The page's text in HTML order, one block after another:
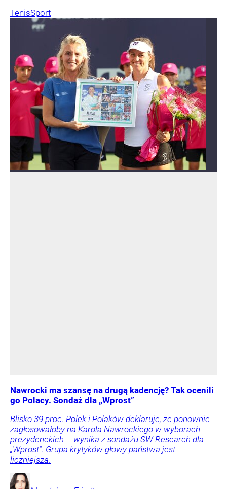
TenisSport
Nawrocki ma szansę na drugą kadencję? Tak ocenili
go Polacy. Sondaż dla „Wprost”
Blisko 39 proc. Polek i Polaków deklaruje, że ponownie
zagłosowałoby na Karola Nawrockiego w wyborach
prezydenckich – wynika z sondażu SW Research dla
„Wprost”. Grupa krytyków głowy państwa jest
liczniejsza.